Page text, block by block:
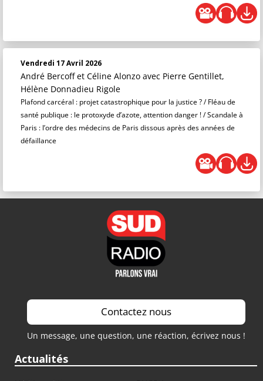
Vendredi 17 Avril 2026
André Bercoff et Céline Alonzo avec Pierre Gentillet,
Hélène Donnadieu Rigole
Plafond carcéral : projet catastrophique pour la justice ? / Fléau de
santé publique : le protoxyde d’azote, attention danger ! / Scandale à
Paris : l’ordre des médecins de Paris dissous après des années de
défaillance
Contactez nous
Un message, une question, une réaction, écrivez nous !
Actualités